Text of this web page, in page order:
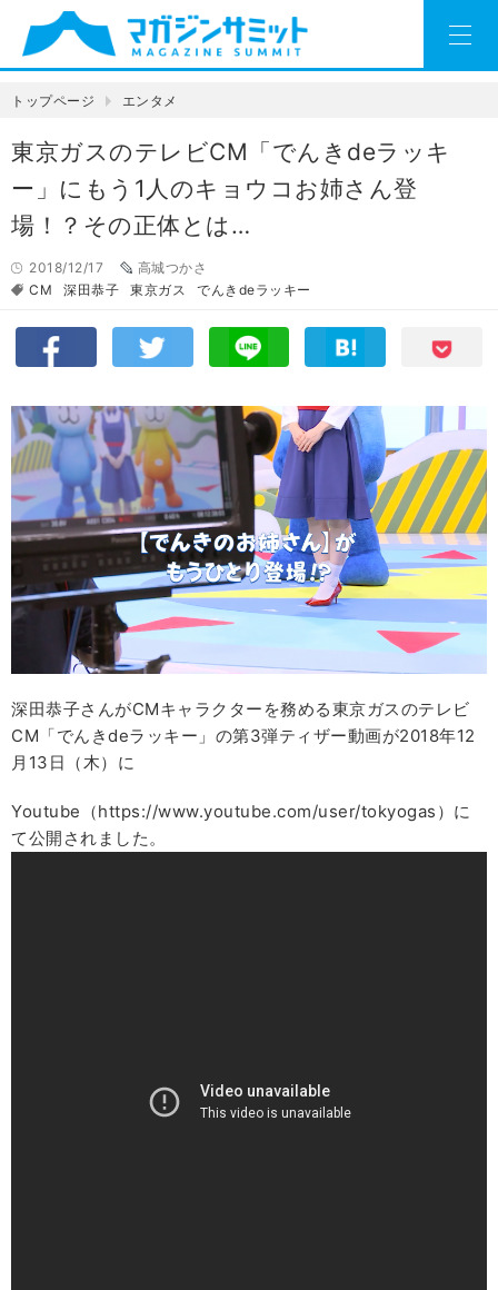
トップページ エンタメ
東京ガスのテレビCM「でんきdeラッキ
ー」にもう1人のキョウコお姉さん登
場！？その正体とは…
2018/12/17
高城つかさ
CM
深田恭子 東京ガス でんきdeラッキー
深田恭子さんがCMキャラクターを務める東京ガスのテレビ
CM「でんきdeラッキー」の第3弾ティザー動画が2018年12
月13日（木）に
Youtube（https://www.youtube.com/user/tokyogas）に
て公開されました。